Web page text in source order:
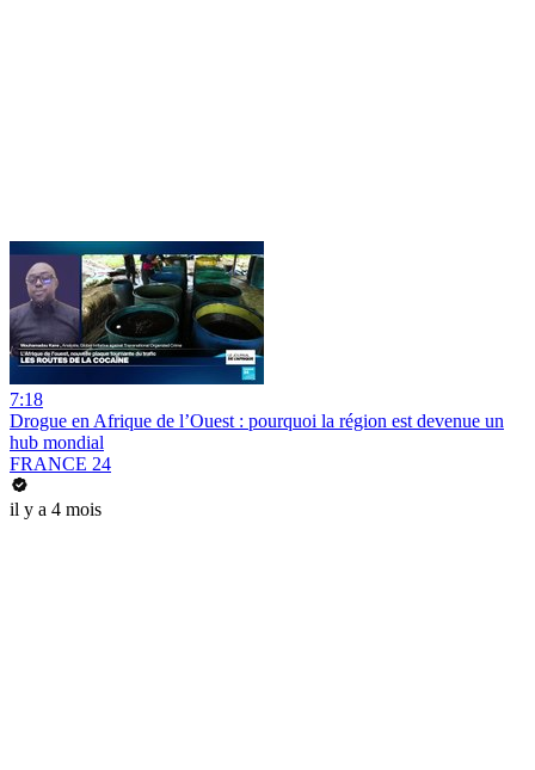
7:18
Drogue en Afrique de l’Ouest : pourquoi la région est devenue un
hub mondial
FRANCE 24
il y a 4 mois